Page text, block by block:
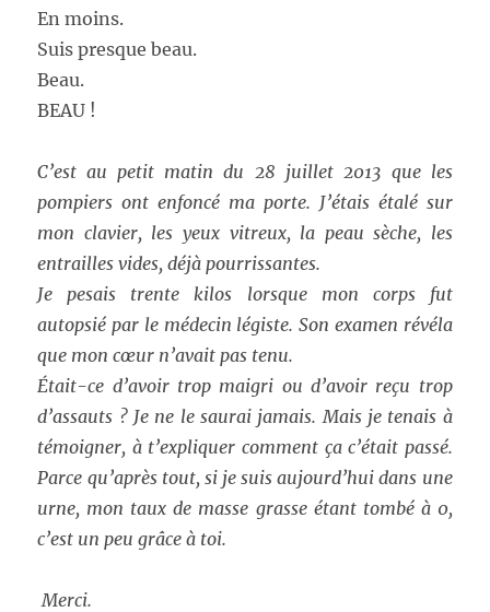
En moins.
Suis presque beau.
Beau.
BEAU !
C’est au petit matin du 28 juillet 2013 que les
pompiers ont enfoncé ma porte. J’étais étalé sur
mon clavier, les yeux vitreux, la peau sèche, les
entrailles vides, déjà pourrissantes.
Je pesais trente kilos lorsque mon corps fut
autopsié par le médecin légiste. Son examen révéla
que mon cœur n’avait pas tenu.
Était-ce d’avoir trop maigri ou d’avoir reçu trop
d’assauts ? Je ne le saurai jamais. Mais je tenais à
témoigner, à t’expliquer comment ça c’était passé.
Parce qu’après tout, si je suis aujourd’hui dans une
urne, mon taux de masse grasse étant tombé à 0,
c’est un peu grâce à toi.
Merci.